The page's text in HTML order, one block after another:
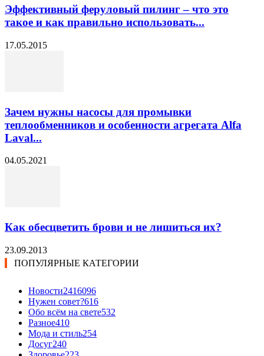
Эффективный феруловый пилинг – что это
такое и как правильно использовать...
17.05.2015
Зачем нужны насосы для промывки
теплообменников и особенности агрегата Alfa
Laval...
04.05.2021
Как обесцветить брови и не лишиться их?
23.09.2013
ПОПУЛЯРНЫЕ КАТЕГОРИИ
Новости2416096
Нужен совет?616
Обо всём на свете532
Разное410
Мода и стиль254
Досуг240